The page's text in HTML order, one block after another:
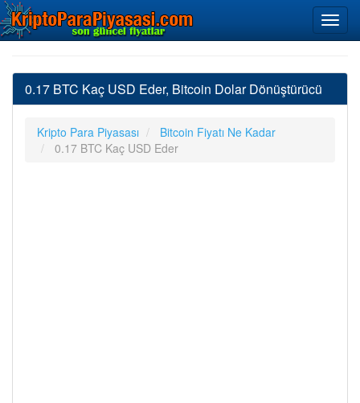
0.17 BTC Kaç USD Eder, Bitcoin Dolar Dönüştürücü
Kripto Para Piyasası
Bitcoin Fiyatı Ne Kadar
0.17 BTC Kaç USD Eder